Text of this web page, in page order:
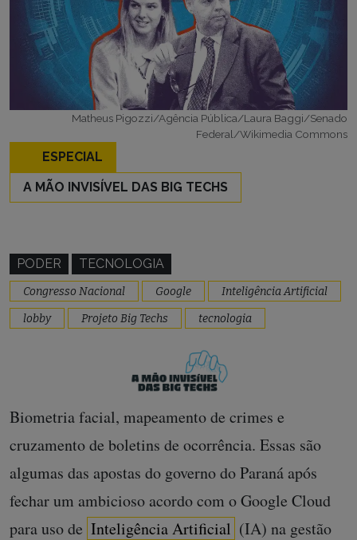
Matheus Pigozzi/Agência Pública/Laura Baggi/Senado
Federal/Wikimedia Commons
ESPECIAL
A MÃO INVISÍVEL DAS BIG TECHS
PODER TECNOLOGIA
Congresso Nacional Google
Inteligência Artificial
lobby
Projeto Big Techs tecnologia
Biometria facial, mapeamento de crimes e
cruzamento de boletins de ocorrência. Essas são
algumas das apostas do governo do Paraná após
fechar um ambicioso acordo com o Google Cloud
para uso de Inteligência Artificial (IA) na gestão